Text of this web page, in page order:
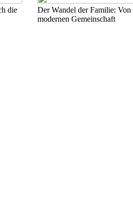
die
Der Wandel der Familie:
modernen Gemeinschaft